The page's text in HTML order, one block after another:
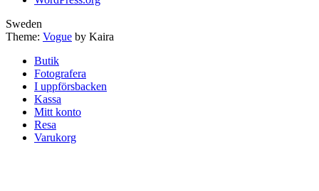
Sweden
Theme: Vogue by Kaira
Butik
Fotografera
I uppförsbacken
Kassa
Mitt konto
Resa
Varukorg